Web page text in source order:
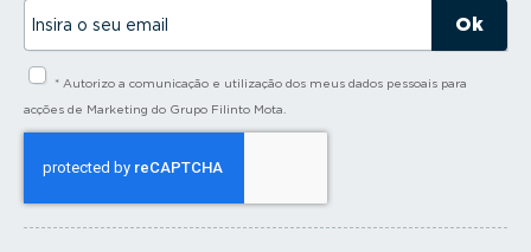
s
* Autorizo a comunicação e utilização dos meus dados pessoais para
acções de Marketing do Grupo Filinto Mota.